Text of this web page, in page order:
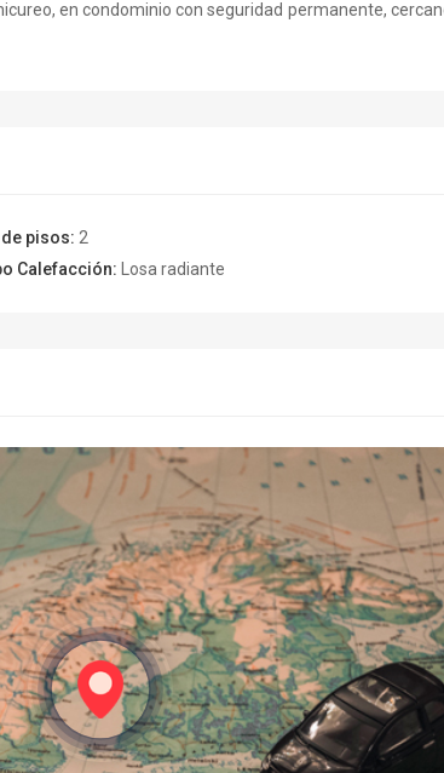
en condominio con seguridad permanente,
de pisos: 2
Calefacción: Losa radiante